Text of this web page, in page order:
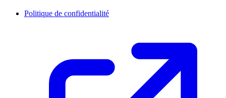
Politique de confidentialité